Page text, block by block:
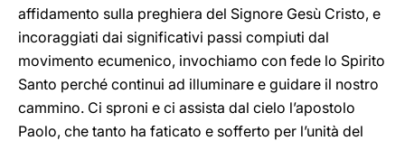
affidamento sulla preghiera del Signore Gesù Cristo, e
incoraggiati dai significativi passi compiuti dal
movimento ecumenico, invochiamo con fede lo Spirito
Santo perché continui ad illuminare e guidare il nostro
cammino. Ci sproni e ci assista dal cielo l’apostolo
Paolo, che tanto ha faticato e sofferto per l’unità del